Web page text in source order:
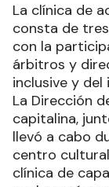
La clínica de
consta de
con la
árbitros y
inclusive y
La Dirección
capitalina,
llevó a cabo
centro
clínica de